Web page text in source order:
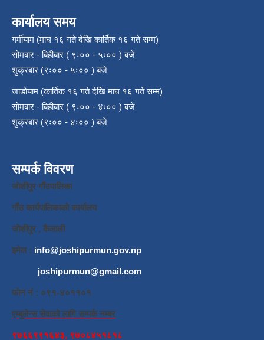
कार्यालय समय
गर्मीयाम (माघ १६ गते देखि कार्तिक १६ गते सम्म)
सोमबार - बिहीबार ( ९ः०० - ५ः०० ) बजे
शुक्रबार (९ः०० - ५ः०० ) बजे
जाडोयाम (कार्तिक १६ गते देखि माघ १६ गते सम्म)
सोमबार - बिहीबार ( ९ः०० - ४ः०० ) बजे
शुक्रबार (९ः०० - ४ः०० ) बजे
सम्पर्क विवरण
जाेशीपुर गाँउपालिका
गाँउ कार्यपालिकाकाे कार्यालय
जाेशीपुर , कैलाली
इमेल : info@joshipurmun.gov.np
joshipurmun@gmail.com
फाेन नं : ०९१-४०११०१
एम्बुलेन्स सेवाको लागि सम्पर्क नम्बर
९७६६९९१६४३, ९७०८४५१८१८